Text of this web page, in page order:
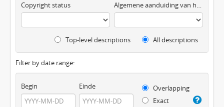
Copyright status Algemene aanduiding van het materiaal
Top-level descriptions All descriptions
Filter by date range:
Begin Einde
Overlapping
Exact